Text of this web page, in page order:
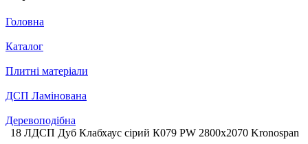
Головна
Каталог
Плитні матеріали
ДСП Ламінована
Деревоподібна
18 ЛДСП Дуб Клабхаус сірий К079 PW 2800х2070 Kronospan